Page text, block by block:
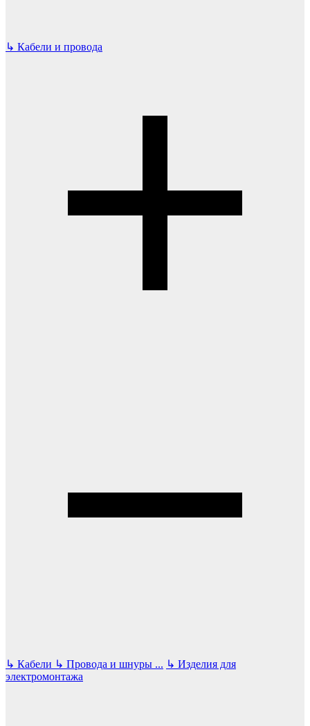
↳ Кабели и провода
↳ Кабели ↳ Провода и шнуры ... ↳ Изделия для
электромонтажа